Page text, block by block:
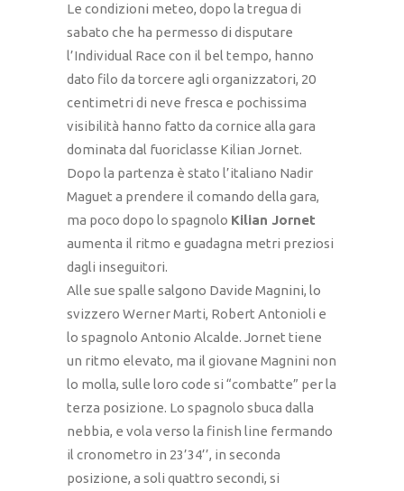
Le condizioni meteo, dopo la tregua di
sabato che ha permesso di disputare
l’Individual Race con il bel tempo, hanno
dato filo da torcere agli organizzatori, 20
centimetri di neve fresca e pochissima
visibilità hanno fatto da cornice alla gara
dominata dal fuoriclasse Kilian Jornet.
Dopo la partenza è stato l’italiano Nadir
Maguet a prendere il comando della gara,
ma poco dopo lo spagnolo Kilian Jornet
aumenta il ritmo e guadagna metri preziosi
dagli inseguitori.
Alle sue spalle salgono Davide Magnini, lo
svizzero Werner Marti, Robert Antonioli e
lo spagnolo Antonio Alcalde. Jornet tiene
un ritmo elevato, ma il giovane Magnini non
lo molla, sulle loro code si “combatte” per la
terza posizione. Lo spagnolo sbuca dalla
nebbia, e vola verso la finish line fermando
il cronometro in 23’34’’, in seconda
posizione, a soli quattro secondi, si